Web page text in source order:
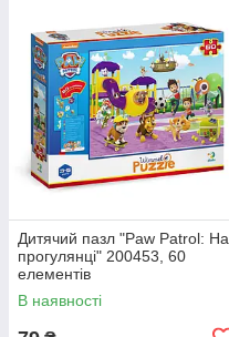
Дитячий пазл "Paw Patrol: На
прогулянці" 200453, 60
елементів
В наявності